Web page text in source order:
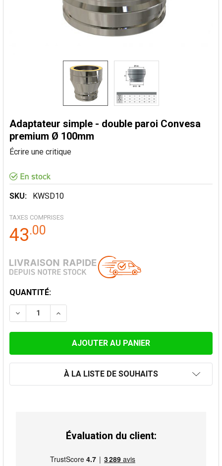
Adaptateur simple - double paroi Convesa
premium Ø 100mm
Écrire une critique
SKU: KWSD10
TAXES COMPRISES
43.00
STOCK
ACTUEL:
QUANTITÉ:
DIMINUER LA QUANTITÉ DE ADAPTATEUR SIMPLE -
AUGMENTER LA QUANTITÉ DE
À LA LISTE DE SOUHAITS
Évaluation du client: